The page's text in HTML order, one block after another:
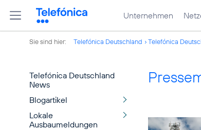
Unternehmen
Sie sind hier: Telefónica Deutschland Telefónica
Telefónica Deutschland
News
Blogartikel
Lokale
Ausbaumeldungen